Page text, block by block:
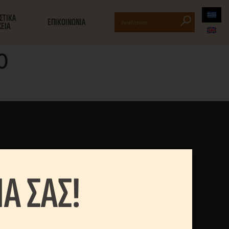
ΕΠΙΚΟΙΝΩΝΙΑ
ΣΑΣ!